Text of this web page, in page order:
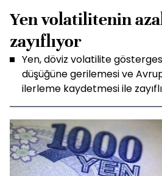
Yen volatilitenin
zayıflıyor
Yen, döviz volatilite
düşüğüne gerilemesi ve
ilerleme kaydetmesi ile